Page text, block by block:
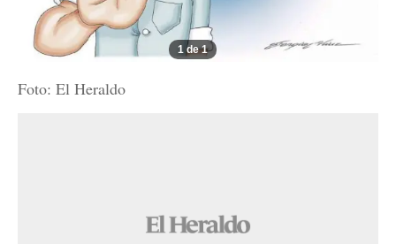
1 de 1
Foto: El Heraldo